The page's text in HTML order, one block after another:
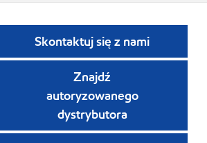
Skontaktuj się z nami
Znajdź
autoryzowanego
dystrybutora